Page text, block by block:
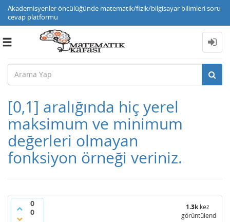
Akademisyenler öncülüğünde matematik/fizik/bilgisayar bilimleri soru
cevap platformu
Toggle
[0,1] aralığında hiç yerel
maksimum ve minimum
değerleri olmayan
fonksiyon örneği veriniz.
0
0
1.3kkez
görüntülendi